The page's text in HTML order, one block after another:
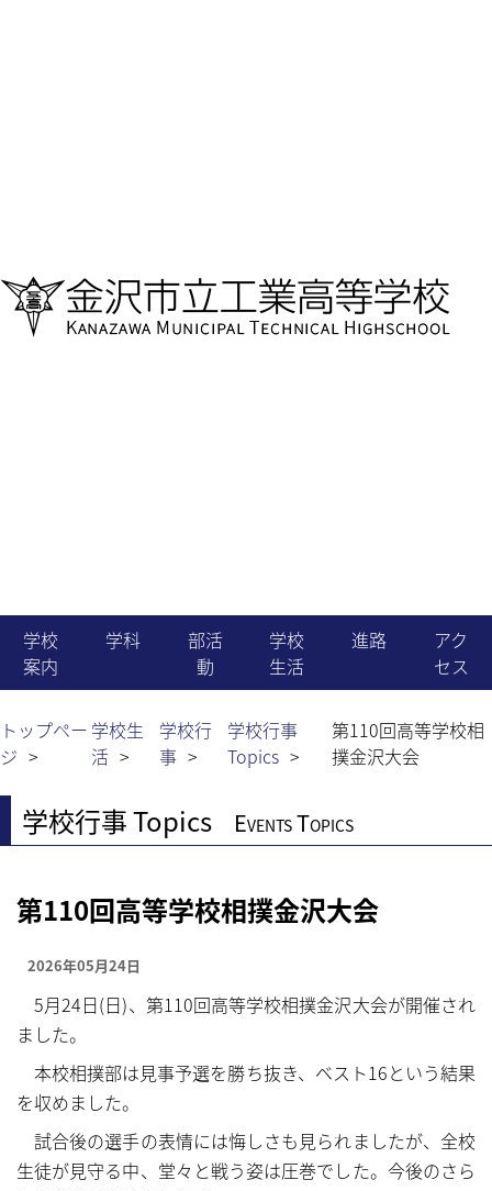
学校
案内
学校長より
職員組織・生徒数
News & Topics
学科
機械科
電気科
電子情報科
建築科
土木科
部活
動
運動部
同好会
学校
生活
生徒会活動
学校行事
行事予定
進路
就職
進学
アク
セス
トップペー
ジ
学校生
活
学校行
事
学校行事
Topics
第110回高等学校相
撲金沢大会
学校行事 Topics Events Topics
第110回高等学校相撲金沢大会
2026年05月24日
5月24日(日)、第110回高等学校相撲金沢大会が開催され
ました。
本校相撲部は見事予選を勝ち抜き、ベスト16という結果
を収めました。
試合後の選手の表情には悔しさも見られましたが、全校
生徒が見守る中、堂々と戦う姿は圧巻でした。今後のさら